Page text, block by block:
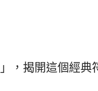
，揭開這個經典